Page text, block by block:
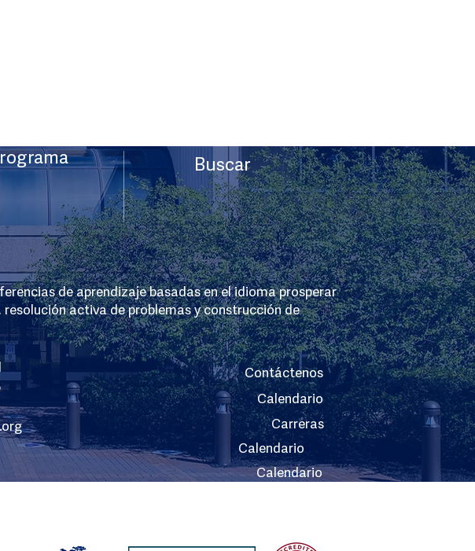
de aprendizaje basadas en el idioma prosperar
activa de problemas y construcción de
Contáctenos
Calendario
Carreras
Calendario
Calendario